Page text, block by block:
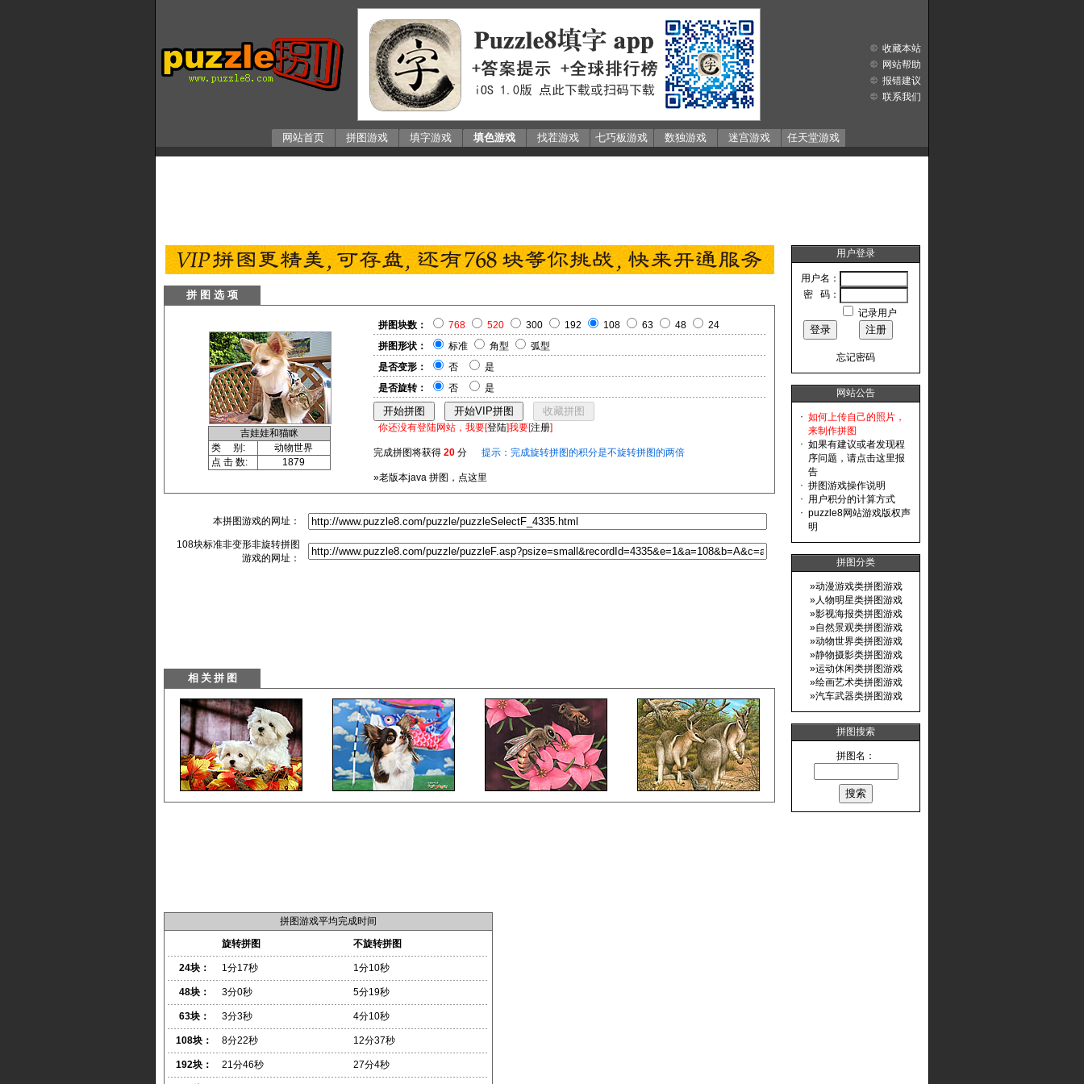
网站首页 拼图游戏 填字游戏 填色游戏 找茬游戏 七巧板游戏 数独游戏 迷宫游戏 任天堂游戏
收藏本站
网站帮助
报错建议
联系我们
拼 图 选 项
吉娃娃和猫眯
类 别:
动物世界
点 击 数:
1879
拼图块数： 768 520 300 192 108 63 48
24
拼图形状：
标准 角型
弧型
是否变形：
否
是
是否旋转：
否 是
你还没有登陆网站，我要[登陆]我要[注册]
完成拼图将获得 20 分 提示：完成旋转拼图的积分是不旋转拼图的两倍
»老版本java 拼图，点这里
本拼图游戏的网址：
108块标准非变形非旋转拼图
游戏的网址：
拼图游戏平均完成时间
旋转拼图
不旋转拼图
24块： 1分17秒 1分10秒
48块： 3分0秒 5分19秒
63块： 3分3秒 4分10秒
108块： 8分22秒 12分37秒
192块： 21分46秒 27分4秒
用户登录
用户名：
密 码：
记录用户
忘记密码
网站公告
· 如何上传自己的照片，
来制作拼图
· 如果有建议或者发现程
序问题，请点击这里报
告
· 拼图游戏操作说明
· 用户积分的计算方式
· puzzle8网站游戏版权声
明
拼图分类
»动漫游戏类拼图游戏
»人物明星类拼图游戏
»影视海报类拼图游戏
»自然景观类拼图游戏
»动物世界类拼图游戏
»静物摄影类拼图游戏
»运动休闲类拼图游戏
»绘画艺术类拼图游戏
»汽车武器类拼图游戏
拼图搜索
拼图名：